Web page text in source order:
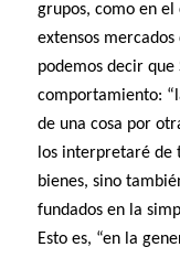
grupos, como en
extensos
podemos decir
comportamiento:
de una cosa por
los interpretaré de
bienes, sino
fundados en la
Esto es, “en la